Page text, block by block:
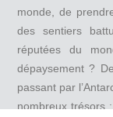
monde, de
des sentiers
réputées du
dépaysement ?
passant par
nombreux trésors